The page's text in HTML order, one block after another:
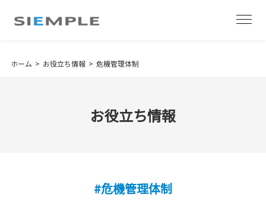
ホーム お役立ち情報 危機管理体制
お役立ち情報
#危機管理体制